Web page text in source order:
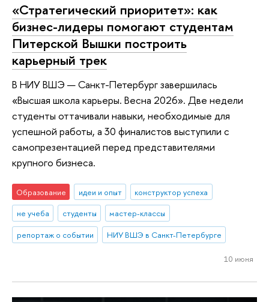
«Стратегический приоритет»: как
бизнес-лидеры помогают студентам
Питерской Вышки построить
карьерный трек
В НИУ ВШЭ — Санкт-Петербург завершилась
«Высшая школа карьеры. Весна 2026». Две недели
студенты оттачивали навыки, необходимые для
успешной работы, а 30 финалистов выступили с
самопрезентацией перед представителями
крупного бизнеса.
Образование идеи и опыт
конструктор успеха
не учеба
студенты
мастер-классы
репортаж о событии
НИУ ВШЭ в Санкт-Петербурге
10 июня